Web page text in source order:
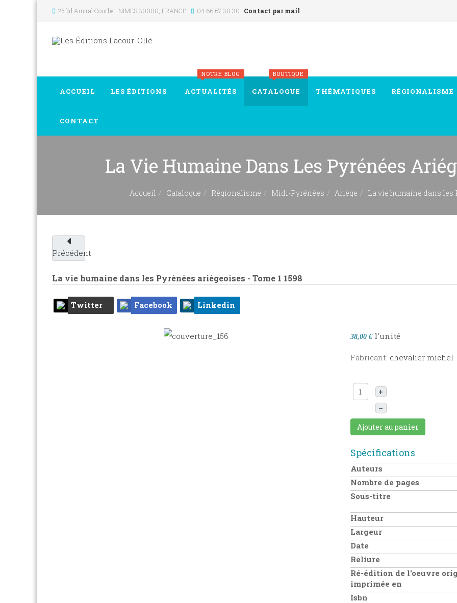
25 bd Amiral Courbet , NIMES30000 FRANCE 04 66 67 30 30 Contact par mail
ACCUEIL LES ÉDITIONS ACTUALITÉS
NOTRE BLOG
CATALOGUE
BOUTIQUE
THÉMATIQUES RÉGIONALISME
CONTACT
La Vie Humaine Dans Les Pyrénées
Accueil Catalogue Régionalisme Midi-Pyrénées Ariège La vie humaine dans les
Précédent
La vie humaine dans les Pyrénées ariégeoises - Tome 1 1598
Twitter Facebook Linkedin
38,00 € l'unité
Fabricant: chevalier michel
+
–
Ajouter au panier
Spécifications
Auteurs
Nombre de pages
Sous-titre
Hauteur
Largeur
Date
Reliure
Ré-édition de l'oeuvre
imprimée en
Isbn